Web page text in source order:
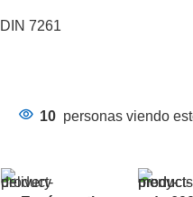
DIN 7261
10 personas viendo